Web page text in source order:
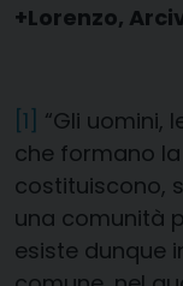
+Lorenzo,
[1] “Gli uomini,
che formano
costituiscono,
una comunità
esiste dunque